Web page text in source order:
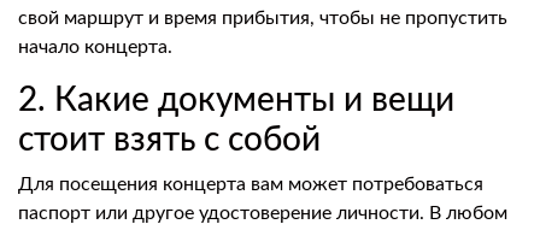
свой маршрут и время прибытия, чтобы не пропустить
начало концерта.
2. Какие документы и вещи
стоит взять с собой
Для посещения концерта вам может потребоваться
паспорт или другое удостоверение личности. В любом